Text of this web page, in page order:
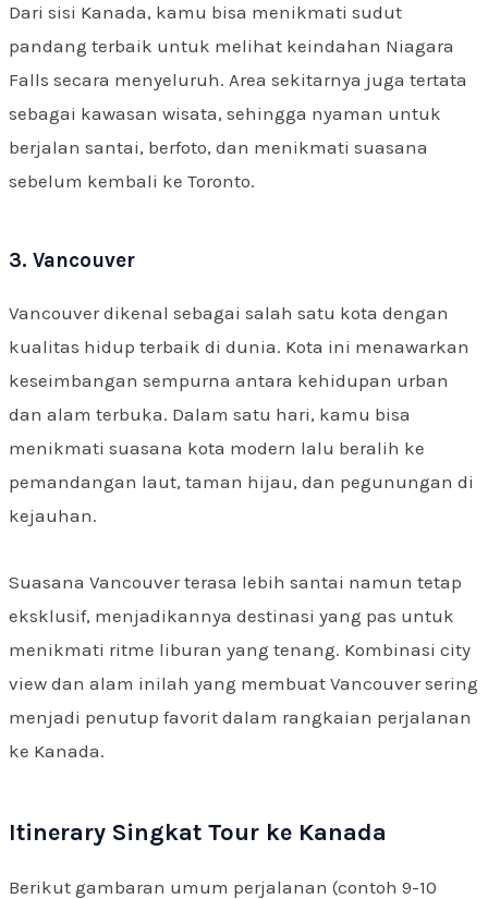
Dari sisi Kanada, kamu bisa menikmati sudut
pandang terbaik untuk melihat keindahan Niagara
Falls secara menyeluruh. Area sekitarnya juga tertata
sebagai kawasan wisata, sehingga nyaman untuk
berjalan santai, berfoto, dan menikmati suasana
sebelum kembali ke Toronto.
3. Vancouver
Vancouver dikenal sebagai salah satu kota dengan
kualitas hidup terbaik di dunia. Kota ini menawarkan
keseimbangan sempurna antara kehidupan urban
dan alam terbuka. Dalam satu hari, kamu bisa
menikmati suasana kota modern lalu beralih ke
pemandangan laut, taman hijau, dan pegunungan di
kejauhan.
Suasana Vancouver terasa lebih santai namun tetap
eksklusif, menjadikannya destinasi yang pas untuk
menikmati ritme liburan yang tenang. Kombinasi city
view dan alam inilah yang membuat Vancouver sering
menjadi penutup favorit dalam rangkaian perjalanan
ke Kanada.
Itinerary Singkat Tour ke Kanada
Berikut gambaran umum perjalanan (contoh 9-10